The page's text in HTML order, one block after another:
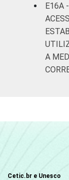
E16A
A
Cetic.br e Unesco